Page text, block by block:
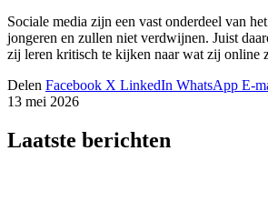
Sociale media zijn een vast onderdeel van
jongeren en zullen niet verdwijnen. Juist
zij leren kritisch te kijken naar wat zij online
Delen Facebook X LinkedIn WhatsApp E-
13 mei 2026
Laatste berichten